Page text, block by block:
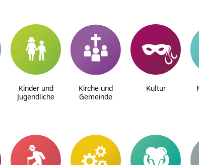
Kinder und
Jugendliche
Kirche und
Gemeinde
Kultur